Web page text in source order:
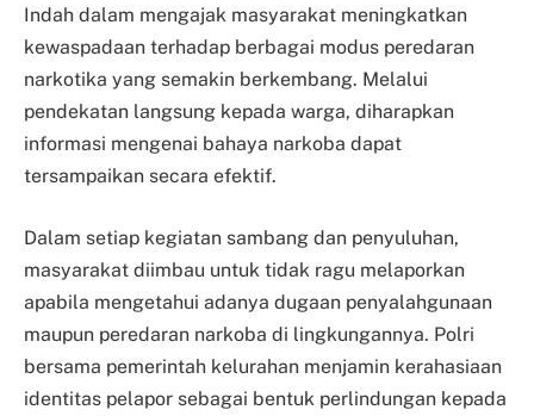
Indah dalam mengajak masyarakat meningkatkan
kewaspadaan terhadap berbagai modus peredaran
narkotika yang semakin berkembang. Melalui
pendekatan langsung kepada warga, diharapkan
informasi mengenai bahaya narkoba dapat
tersampaikan secara efektif.
Dalam setiap kegiatan sambang dan penyuluhan,
masyarakat diimbau untuk tidak ragu melaporkan
apabila mengetahui adanya dugaan penyalahgunaan
maupun peredaran narkoba di lingkungannya. Polri
bersama pemerintah kelurahan menjamin kerahasiaan
identitas pelapor sebagai bentuk perlindungan kepada